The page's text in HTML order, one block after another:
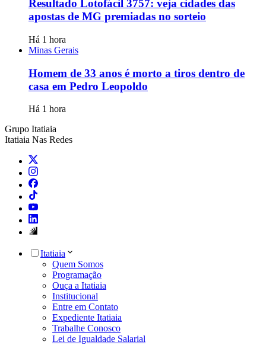
Resultado Lotofácil 3757: veja cidades das
apostas de MG premiadas no sorteio
Há 1 hora
Minas Gerais
Homem de 33 anos é morto a tiros dentro de
casa em Pedro Leopoldo
Há 1 hora
Grupo Itatiaia
Itatiaia Nas Redes
Itatiaia
Quem Somos
Programação
Ouça a Itatiaia
Institucional
Entre em Contato
Expediente Itatiaia
Trabalhe Conosco
Lei de Igualdade Salarial